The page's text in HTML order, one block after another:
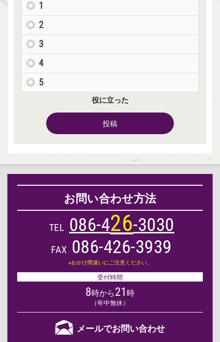
1
2
3
4
5
役に立った
投稿
お問い合わせ方法
TEL 086-426-3030
FAX 086-426-3939
※おかけ間違いにご注意ください。
受付時間
8時から21 時
（年中無休）
メールでお問い合わせ